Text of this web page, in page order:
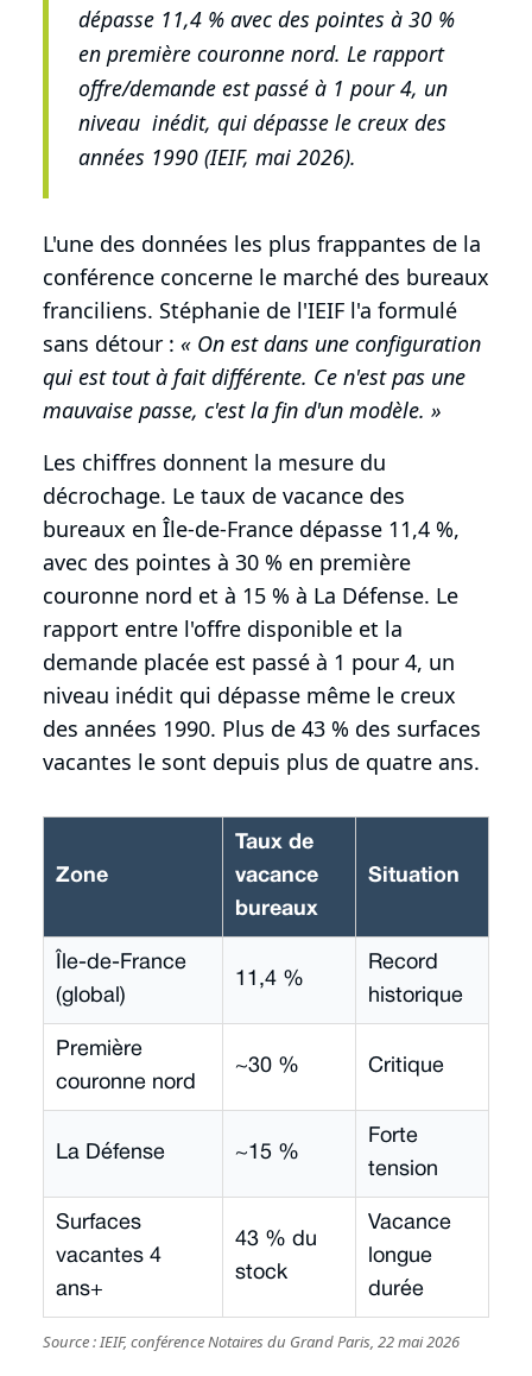
dépasse 11,4 % avec des pointes à 30 %
en première couronne nord. Le rapport
offre/demande est passé à 1 pour 4, un
niveau inédit, qui dépasse le creux des
années 1990 (IEIF, mai 2026).
L'une des données les plus frappantes de la
conférence concerne le marché des bureaux
franciliens. Stéphanie de l'IEIF l'a formulé
sans détour : « On est dans une configuration
qui est tout à fait différente. Ce n'est pas une
mauvaise passe, c'est la fin d'un modèle. »
Les chiffres donnent la mesure du
décrochage. Le taux de vacance des
bureaux en Île-de-France dépasse 11,4 %,
avec des pointes à 30 % en première
couronne nord et à 15 % à La Défense. Le
rapport entre l'offre disponible et la
demande placée est passé à 1 pour 4, un
niveau inédit qui dépasse même le creux
des années 1990. Plus de 43 % des surfaces
vacantes le sont depuis plus de quatre ans.
Zone
Taux de
vacance
bureaux
Situation
Île-de-France
(global)
11,4 %
Record
historique
Première
couronne nord
~30 % Critique
La Défense ~15 %
Forte
tension
Surfaces
vacantes 4
ans+
43 % du
stock
Vacance
longue
durée
Source : IEIF, conférence Notaires du Grand Paris, 22 mai 2026